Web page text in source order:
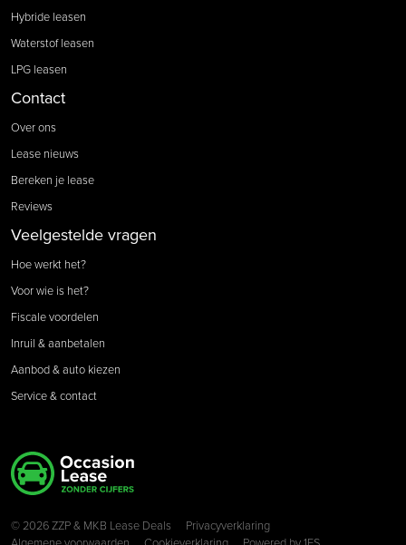
Hybride leasen
Waterstof leasen
LPG leasen
Contact
Over ons
Lease nieuws
Bereken je lease
Reviews
Veelgestelde vragen
Hoe werkt het?
Voor wie is het?
Fiscale voordelen
Inruil & aanbetalen
Aanbod & auto kiezen
Service & contact
Copyright navigation
© 2026 ZZP & MKB Lease Deals
Privacyverklaring